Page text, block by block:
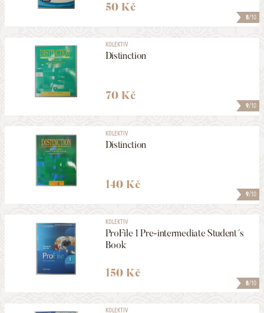
8/10
50 Kč
9/10
KOLEKTIV
Distinction
70 Kč
9/10
KOLEKTIV
Distinction
140 Kč
8/10
KOLEKTIV
ProFile 1 Pre-intermediate Student´s
Book
150 Kč
KOLEKTIV